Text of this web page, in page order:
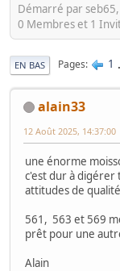
Démarré par
0 Membres et 1
EN BAS Pages 1
alain33
12 Août 2025, 14:37:00
une énorme
c'est dur à digérer
attitudes de qualité
561, 563 et 569
prêt pour une
Alain